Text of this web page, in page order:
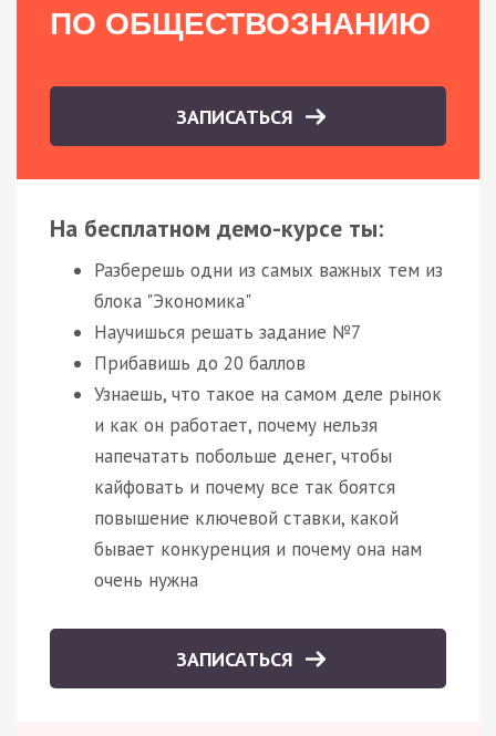
ПО ОБЩЕСТВОЗНАНИЮ
ЗАПИСАТЬСЯ
На бесплатном демо-курсе ты:
Разберешь одни из самых важных тем из
блока "Экономика"
Научишься решать задание №7
Прибавишь до 20 баллов
Узнаешь, что такое на самом деле рынок
и как он работает, почему нельзя
напечатать побольше денег, чтобы
кайфовать и почему все так боятся
повышение ключевой ставки, какой
бывает конкуренция и почему она нам
очень нужна
ЗАПИСАТЬСЯ